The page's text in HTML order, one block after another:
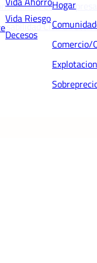
Civil Empresas
Civil
Vida Riesgo
Decesos
Hogar
Comercio/